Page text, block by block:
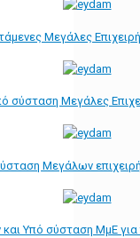
Μεγάλες
σύσταση Μεγάλες
Μεγάλων
και Υπό σύσταση ΜμΕ